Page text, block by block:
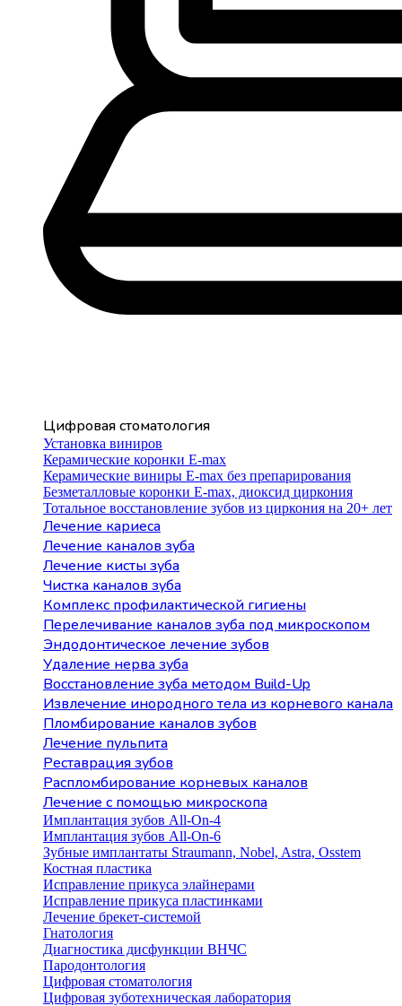
Цифровая стоматология
Установка виниров
Керамические коронки E-max
Керамические виниры E-max без препарирования
Безметалловые коронки Е-max, диоксид циркония
Тотальное восстановление зубов из циркония на 20+ лет
Лечение кариеса
Лечение каналов зуба
Лечение кисты зуба
Чистка каналов зуба
Комплекс профилактической гигиены
Перелечивание каналов зуба под микроскопом
Эндодонтическое лечение зубов
Удаление нерва зуба
Восстановление зуба методом Build-Up
Извлечение инородного тела из корневого канала
Пломбирование каналов зубов
Лечение пульпита
Реставрация зубов
Распломбирование корневых каналов
Лечение с помощью микроскопа
Имплантация зубов All-On-4
Имплантация зубов All-On-6
Зубные имплантаты Straumann, Nobel, Astra, Osstem
Костная пластика
Исправление прикуса элайнерами
Исправление прикуса пластинками
Лечение брекет-системой
Гнатология
Диагностика дисфункции ВНЧС
Пародонтология
Цифровая стоматология
Цифровая зуботехническая лаборатория